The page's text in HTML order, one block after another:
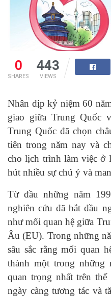
0
SHARES
443
VIEWS
Nhân dịp kỷ niệm 60
giao giữa Trung Quốc
Trung Quốc đã chọn
tiên trong năm nay và
cho lịch trình làm việc ở
hút nhiều sự chú ý và
Từ đầu những năm
nghiên cứu đã bắt đầu
như mối quan hệ giữa
Âu (EU). Trong những
sâu sắc rằng mối quan
thành một trong những
quan trọng nhất trên
ngày càng tương tác và